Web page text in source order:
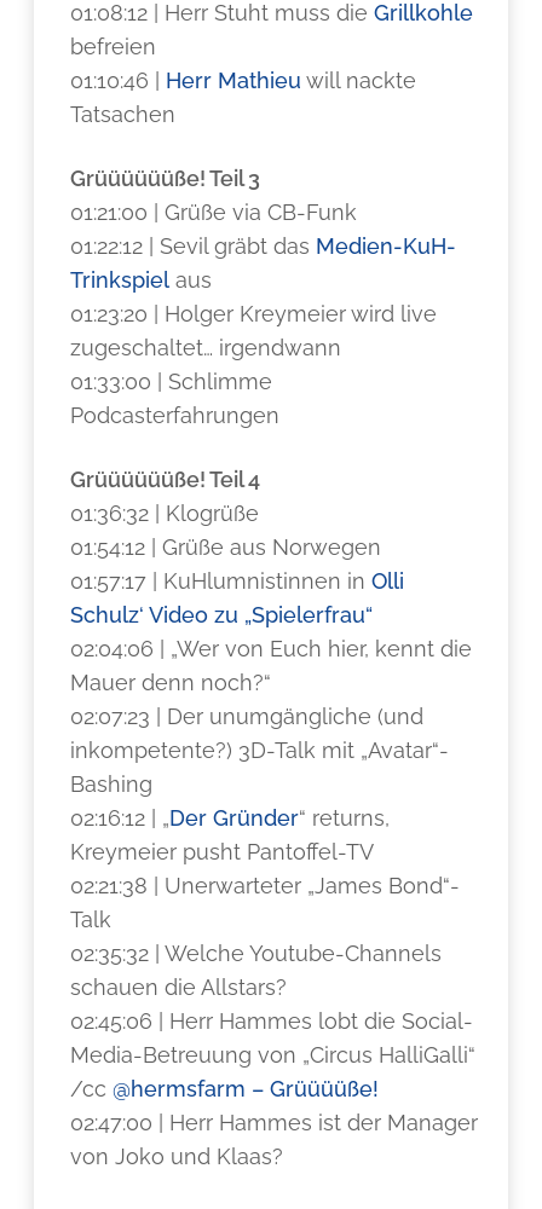
01:08:12 | Herr Stuht muss dieGrillkohle
befreien
01:10:46 | Herr Mathieu will nackte
Tatsachen
Grüüüüüüße! Teil 3
01:21:00 | Grüße via CB-Funk
01:22:12 | Sevil gräbt das Medien-KuH-
Trinkspiel aus
01:23:20 | Holger Kreymeier wird live
zugeschaltet… irgendwann
01:33:00 | Schlimme
Podcasterfahrungen
Grüüüüüüße! Teil 4
01:36:32 | Klogrüße
01:54:12 | Grüße aus Norwegen
01:57:17 | KuHlumnistinnen inOlli
Schulz‘ Video zu „Spielerfrau“
02:04:06 | „Wer von Euch hier, kennt die
Mauer denn noch?“
02:07:23 | Der unumgängliche (und
inkompetente?) 3D-Talk mit „Avatar“-
Bashing
02:16:12 | „Der Gründer“ returns,
Kreymeier pusht Pantoffel-TV
02:21:38 | Unerwarteter „James Bond“-
Talk
02:35:32 | Welche Youtube-Channels
schauen die Allstars?
02:45:06 | Herr Hammes lobt die Social-
Media-Betreuung von „Circus HalliGalli“
/cc@hermsfarm – Grüüüüße!
02:47:00 | Herr Hammes ist der Manager
von Joko und Klaas?